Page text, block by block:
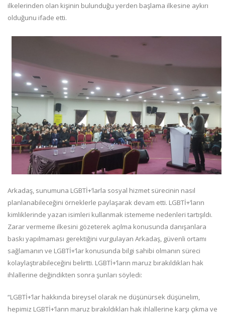
ilkelerinden olan kişinin bulunduğu yerden başlama ilkesine aykırı
olduğunu ifade etti.
Arkadaş, sunumuna LGBTİ+’larla sosyal hizmet sürecinin nasıl
planlanabileceğini örneklerle paylaşarak devam etti. LGBTİ+’ların
kimliklerinde yazan isimleri kullanmak istememe nedenleri tartışıldı.
Zarar vermeme ilkesini gözeterek açılma konusunda danışanlara
baskı yapılmaması gerektiğini vurgulayan Arkadaş, güvenli ortamı
sağlamanın ve LGBTİ+’lar konusunda bilgi sahibi olmanın süreci
kolaylaştırabileceğini belirtti. LGBTİ+’ların maruz bırakıldıkları hak
ihlallerine değindikten sonra şunları söyledi:
“LGBTİ+’lar hakkında bireysel olarak ne düşünürsek düşünelim,
hepimiz LGBTİ+’ların maruz bırakıldıkları hak ihlallerine karşı çıkma ve